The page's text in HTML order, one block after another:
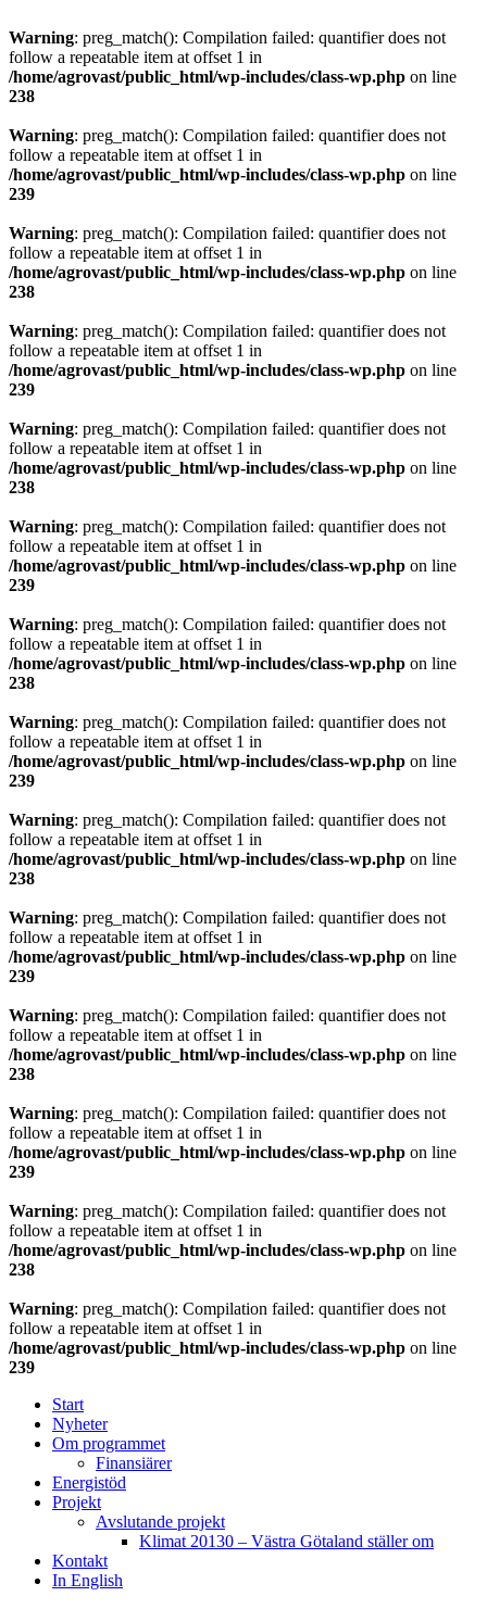
Warning: preg_match(): Compilation failed: quantifier does not
follow a repeatable item at offset 1 in
/home/agrovast/public_html/wp-includes/class-wp.php on line
238
Warning: preg_match(): Compilation failed: quantifier does not
follow a repeatable item at offset 1 in
/home/agrovast/public_html/wp-includes/class-wp.php on line
239
Warning: preg_match(): Compilation failed: quantifier does not
follow a repeatable item at offset 1 in
/home/agrovast/public_html/wp-includes/class-wp.php on line
238
Warning: preg_match(): Compilation failed: quantifier does not
follow a repeatable item at offset 1 in
/home/agrovast/public_html/wp-includes/class-wp.php on line
239
Warning: preg_match(): Compilation failed: quantifier does not
follow a repeatable item at offset 1 in
/home/agrovast/public_html/wp-includes/class-wp.php on line
238
Warning: preg_match(): Compilation failed: quantifier does not
follow a repeatable item at offset 1 in
/home/agrovast/public_html/wp-includes/class-wp.php on line
239
Warning: preg_match(): Compilation failed: quantifier does not
follow a repeatable item at offset 1 in
/home/agrovast/public_html/wp-includes/class-wp.php on line
238
Warning: preg_match(): Compilation failed: quantifier does not
follow a repeatable item at offset 1 in
/home/agrovast/public_html/wp-includes/class-wp.php on line
239
Warning: preg_match(): Compilation failed: quantifier does not
follow a repeatable item at offset 1 in
/home/agrovast/public_html/wp-includes/class-wp.php on line
238
Warning: preg_match(): Compilation failed: quantifier does not
follow a repeatable item at offset 1 in
/home/agrovast/public_html/wp-includes/class-wp.php on line
239
Warning: preg_match(): Compilation failed: quantifier does not
follow a repeatable item at offset 1 in
/home/agrovast/public_html/wp-includes/class-wp.php on line
238
Warning: preg_match(): Compilation failed: quantifier does not
follow a repeatable item at offset 1 in
/home/agrovast/public_html/wp-includes/class-wp.php on line
239
Warning: preg_match(): Compilation failed: quantifier does not
follow a repeatable item at offset 1 in
/home/agrovast/public_html/wp-includes/class-wp.php on line
238
Warning: preg_match(): Compilation failed: quantifier does not
follow a repeatable item at offset 1 in
/home/agrovast/public_html/wp-includes/class-wp.php on line
239
Start
Nyheter
Om programmet
Finansiärer
Energistöd
Projekt
Avslutande projekt
Klimat 20130 – Västra Götaland ställer om
Kontakt
In English